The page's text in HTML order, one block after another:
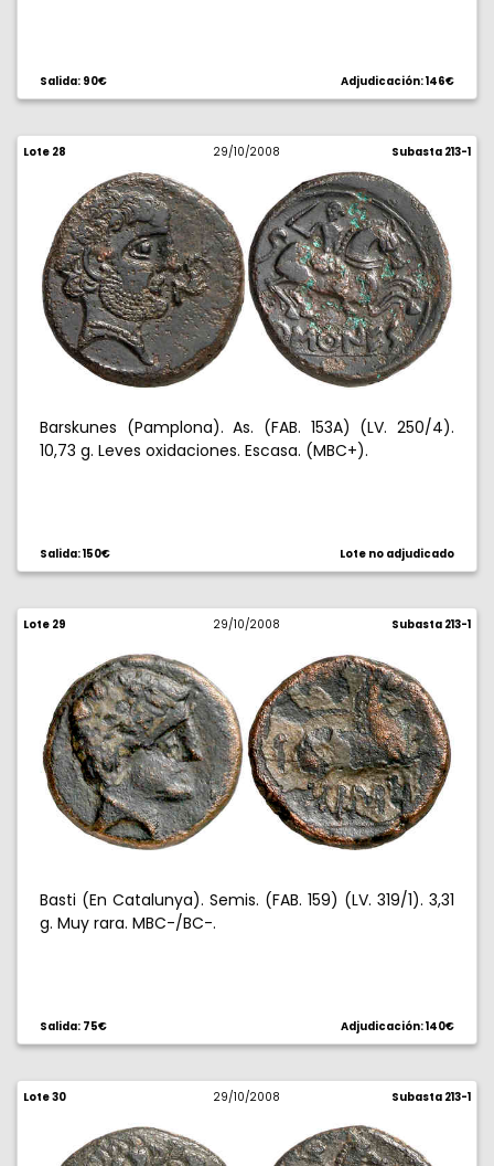
Salida: 90€ Adjudicación: 146€
Lote 28 29/10/2008 Subasta 213-1
Barskunes (Pamplona). As. (FAB. 153A) (LV. 250/4).
10,73 g. Leves oxidaciones. Escasa. (MBC+).
Salida: 150€ Lote no adjudicado
Lote 29 29/10/2008 Subasta 213-1
Basti (En Catalunya). Semis. (FAB. 159) (LV. 319/1). 3,31
g. Muy rara. MBC-/BC-.
Salida: 75€ Adjudicación: 140€
Lote 30 29/10/2008 Subasta 213-1